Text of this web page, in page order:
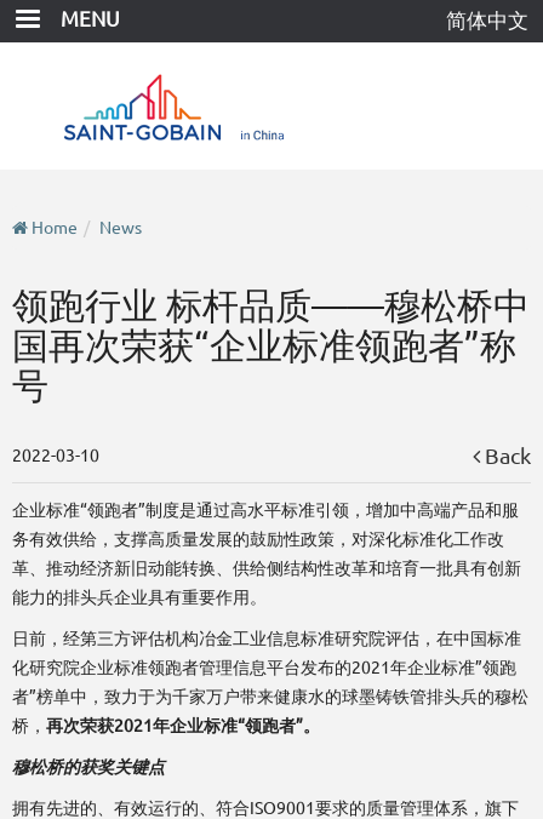
Skip
MENU 简体中文
Home News
领跑行业 标杆品质——穆松桥中
国再次荣获“企业标准领跑者”称
号
2022-03-10 Back
企业标准“领跑者”制度是通过高水平标准引领，增加中高端产品和服
务有效供给，支撑高质量发展的鼓励性政策，对深化标准化工作改
革、推动经济新旧动能转换、供给侧结构性改革和培育一批具有创新
能力的排头兵企业具有重要作用。
日前，经第三方评估机构冶金工业信息标准研究院评估，在中国标准
化研究院企业标准领跑者管理信息平台发布的2021年企业标准”领跑
者”榜单中，致力于为千家万户带来健康水的球墨铸铁管排头兵的穆松
桥， 再次荣获2021年企业标准“领跑者”。
穆松桥的获奖关键点
拥有先进的、有效运行的、符合ISO9001要求的质量管理体系，旗下